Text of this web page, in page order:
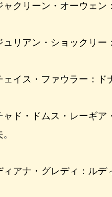
ャクリーン・オーウェン
ュリアン・ショックリー
ェイス・ファウラー：ド
ャド・ドムス・レーギア
ィアナ・グレディ：ルデ